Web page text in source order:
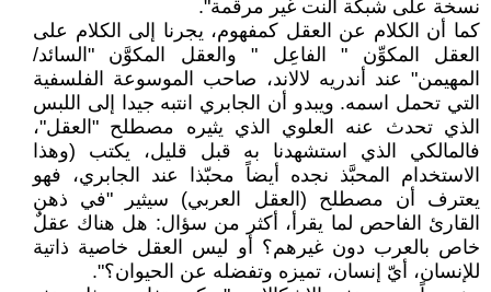
نسخة على شبكة النت غير مرقمة".
كما أن الكلام عن العقل كمفهوم، يجرنا إلى الكلام على
العقل المكوِّن " الفاعِل " والعقل المكوَّن "السائد/
المهيمن" عند أندريه لالاند، صاحب الموسوعة الفلسفية
التي تحمل اسمه. ويبدو أن الجابري انتبه جيدا إلى اللبس
الذي تحدث عنه العلوي الذي يثيره مصطلح "العقل"،
فالمالكي الذي استشهدنا به قبل قليل، يكتب (وهذا
الاستخدام المحبَّذ نجده أيضاً محبّذا عند الجابري، فهو
يعترف أن مصطلح (العقل العربي) سيثير "في ذهن
القارئ الفاحص لما يقرأ، أكثر من سؤال: هل هناك عقلٌ
خاص بالعرب دون غيرهم؟ أو ليس العقل خاصية ذاتية
للإنسان، أيّ إنسان، تميزه وتفضله عن الحيوان؟".